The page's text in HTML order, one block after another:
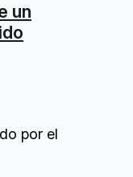
un
por el